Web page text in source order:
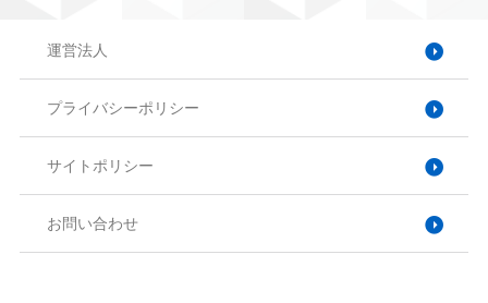
運営法人
プライバシーポリシー
サイトポリシー
お問い合わせ